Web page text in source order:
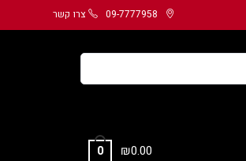
09-7777958 צרו קשר
₪0.00
0